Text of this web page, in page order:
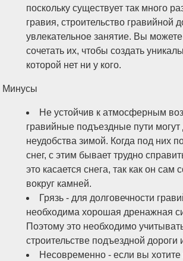
поскольку существует так много
гравия, строительство гравийной
увлекательное занятие. Вы
сочетать их, чтобы создать
которой нет ни у кого.
Минусы
Не устойчив к атмосферным
гравийные подъездные пути могут
неудобства зимой. Когда под них
снег, с этим бывает трудно
это касается снега, так как он сам
вокруг камней.
Грязь - для долговечности
необходима хорошая дренажная
Поэтому это необходимо
строительстве подъездной дороги
Несовременно - если вы хотите